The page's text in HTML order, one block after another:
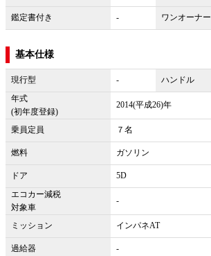
鑑定書付き - ワンオーナー
基本仕様
現行型 - ハンドル
年式
(初年度登録)
2014(平成26)年
乗員定員 ７名
燃料 ガソリン
ドア
5D
エコカー減税
対象車
-
ミッション インパネAT
過給器 -